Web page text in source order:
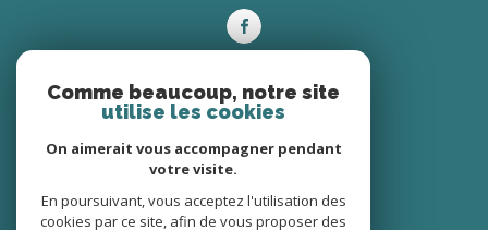
ADHÉRENTS
nous adhérons
Comme beaucoup, notre site
utilise les cookies
On aimerait vous accompagner pendant
votre visite.
En poursuivant, vous acceptez l'utilisation des
cookies par ce site, afin de vous proposer des